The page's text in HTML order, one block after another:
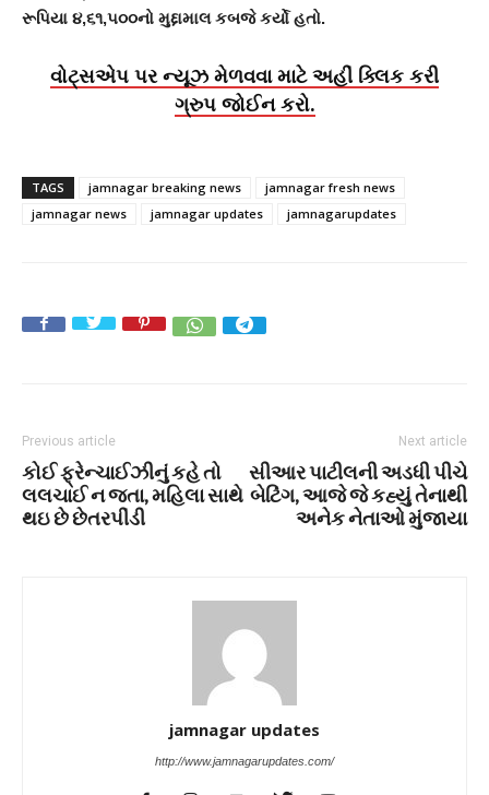
રૂપિયા ૪,૬૧,૫૦૦નો મુદ્દામાલ કબજે કર્યો હતો.
વોટ્સએપ પર ન્યૂઝ મેળવવા માટે અહીં ક્લિક કરી
ગ્રુપ જોઈન કરો.
TAGS jamnagar breaking news
jamnagar fresh news
jamnagar news
jamnagar updates jamnagarupdates
Previous article
કોઈ ફ્રેન્ચાઈઝીનું કહે તો
લલચાઈ ન જતા, મહિલા સાથે
થઇ છે છેતરપીંડી
Next article
સીઆર પાટીલની અડધી પીચે
બેટિંગ, આજે જે કહ્યું તેનાથી
અનેક નેતાઓ મુંજાયા
jamnagar updates
http://www.jamnagarupdates.com/